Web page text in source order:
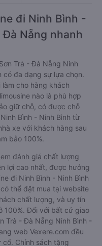
đi Ninh Bình -
Nẵng nhanh
Trà - Đà Nẵng Ninh
có đa dạng sự lựa chọn.
cho hàng khách
nào là phù hợp
giữ chỗ, có được chỗ
Bình - Ninh Bình từ
xe với khách hàng sau
bảo 100%.
đánh giá chất lượng
lợi cao nhất, được hưởng
đi Ninh Bình - Ninh Bình
thể đặt mua tại website
chất lượng, và uy tín
100%. Đối với bất cứ giao
Trà - Đà Nẵng Ninh Bình -
web Vexere.com đều
Chính sách tặng